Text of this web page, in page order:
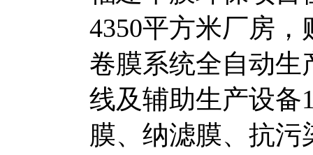
4350平方米厂房
卷膜系统全自动生
线及辅助生产设备
膜、纳滤膜、抗